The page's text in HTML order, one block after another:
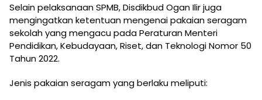
Selain pelaksanaan SPMB, Disdikbud Ogan Ilir juga
mengingatkan ketentuan mengenai pakaian seragam
sekolah yang mengacu pada Peraturan Menteri
Pendidikan, Kebudayaan, Riset, dan Teknologi Nomor 50
Tahun 2022.
Jenis pakaian seragam yang berlaku meliputi: